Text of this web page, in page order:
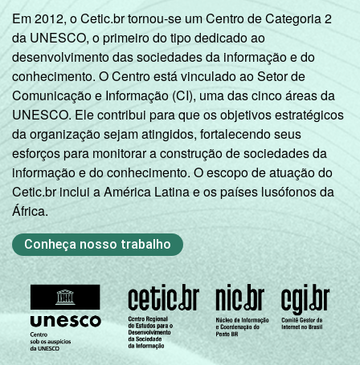
Em 2012, o Cetic.br tornou-se um Centro de Categoria 2
da UNESCO, o primeiro do tipo dedicado ao
desenvolvimento das sociedades da informação e do
conhecimento. O Centro está vinculado ao Setor de
Comunicação e Informação (CI), uma das cinco áreas da
UNESCO. Ele contribui para que os objetivos estratégicos
da organização sejam atingidos, fortalecendo seus
esforços para monitorar a construção de sociedades da
informação e do conhecimento. O escopo de atuação do
Cetic.br inclui a América Latina e os países lusófonos da
África.
Conheça nosso trabalho